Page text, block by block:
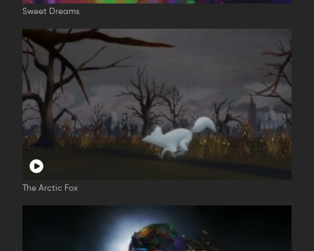
Sweet Dreams
The Arctic Fox